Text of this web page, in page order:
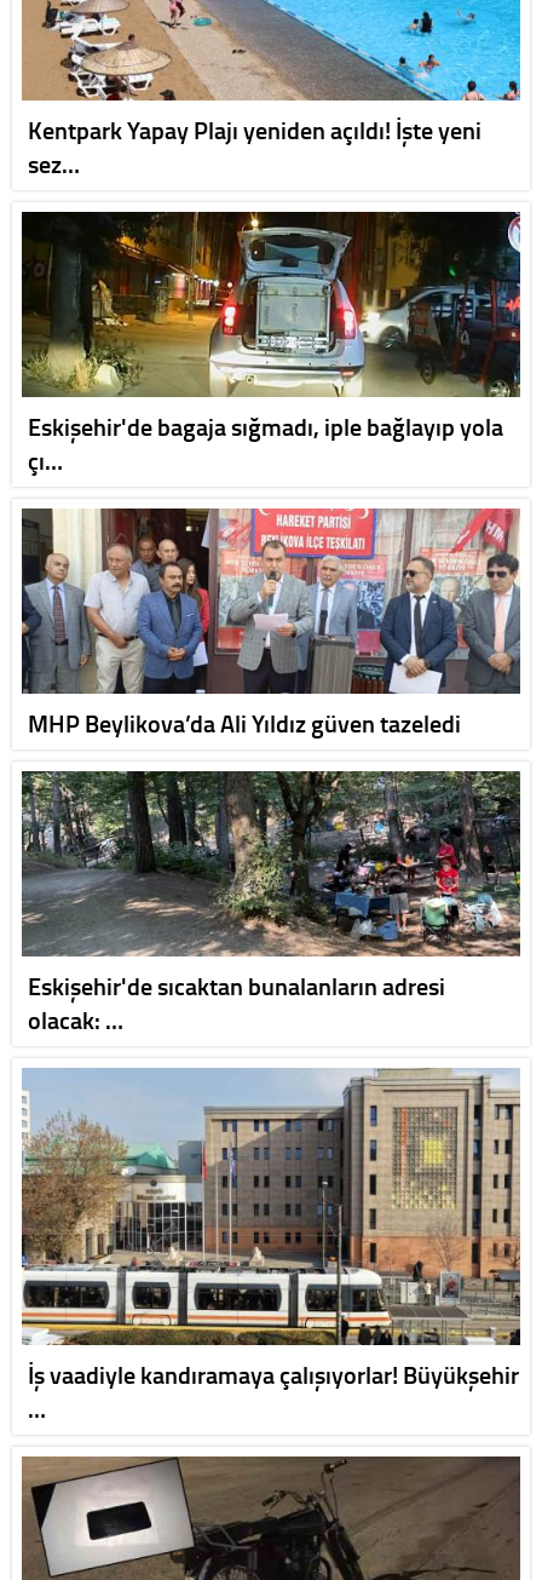
Kentpark Yapay Plajı yeniden açıldı! İşte yeni
sez…
Eskişehir'de bagaja sığmadı, iple bağlayıp yola
çı…
MHP Beylikova’da Ali Yıldız güven tazeledi
Eskişehir'de sıcaktan bunalanların adresi
olacak: …
İş vaadiyle kandıramaya çalışıyorlar! Büyükşehir
…